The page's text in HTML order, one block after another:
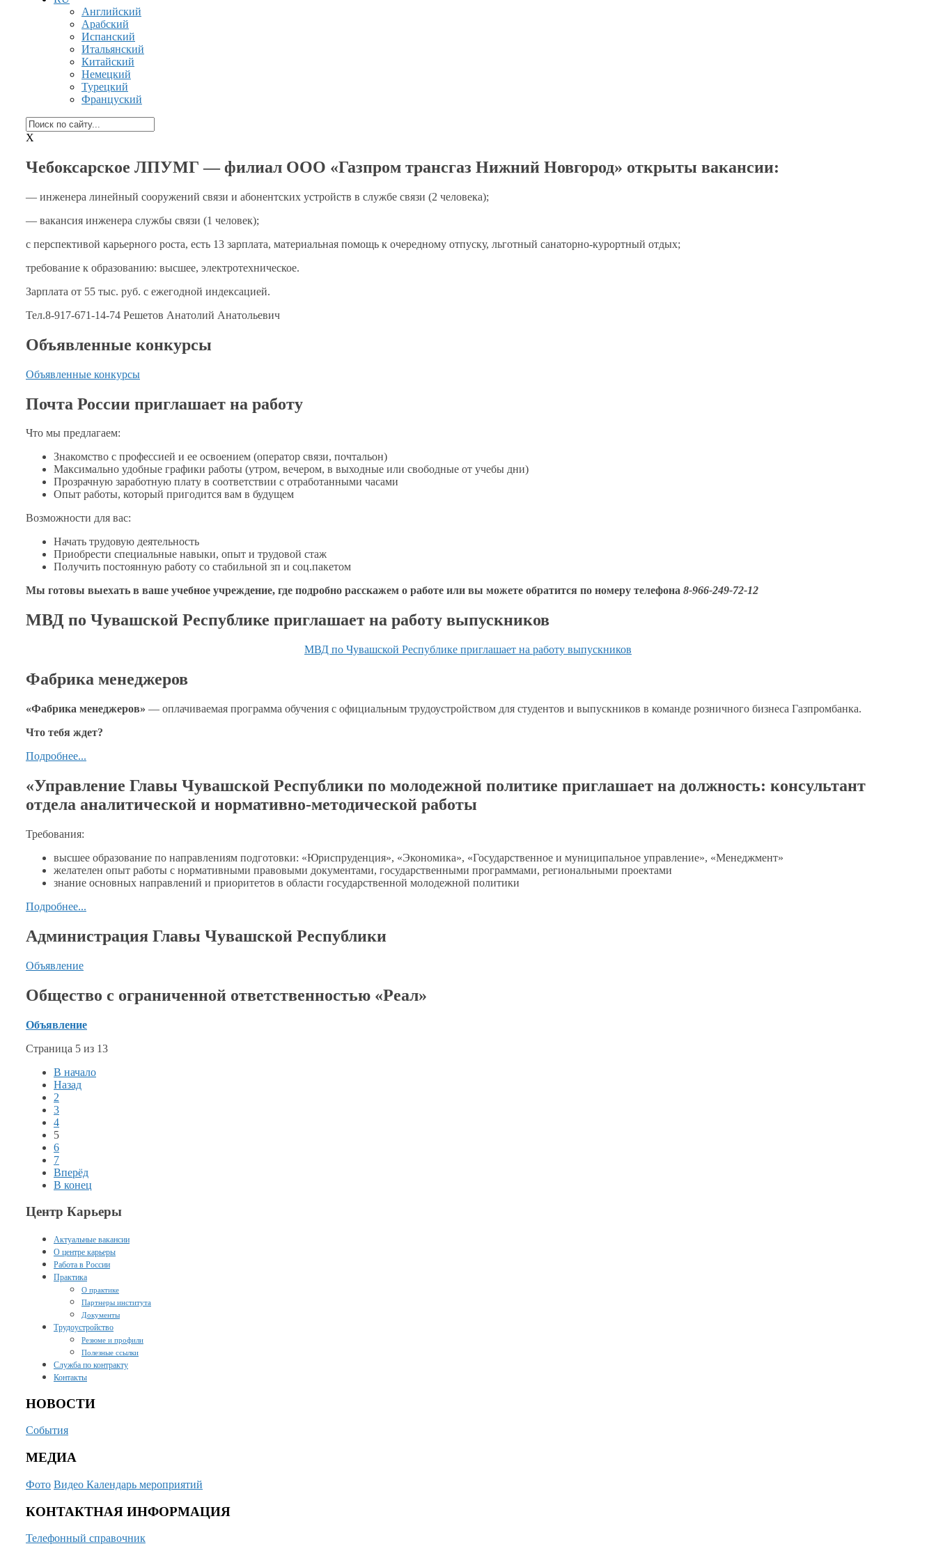
Английский
Арабский
Испанский
Итальянский
Китайский
Немецкий
Турецкий
Француский
X
Чебоксарское ЛПУМГ — филиал ООО «Газпром трансгаз Нижний Новгород» открыты вакансии:
— инженера линейный сооружений связи и абонентских устройств в службе связи (2 человека);
— вакансия инженера службы связи (1 человек);
с перспективой карьерного роста, есть 13 зарплата, материальная помощь к очередному отпуску, льготный санаторно-курортный отдых;
требование к образованию: высшее, электротехническое.
Зарплата от 55 тыс. руб. с ежегодной индексацией.
Тел.8-917-671-14-74 Решетов Анатолий Анатольевич
Объявленные конкурсы
Объявленные конкурсы
Почта России приглашает на работу
Что мы предлагаем:
Знакомство с профессией и ее освоением (оператор связи, почтальон)
Максимально удобные графики работы (утром, вечером, в выходные или свободные от учебы дни)
Прозрачную заработную плату в соответствии с отработанными часами
Опыт работы, который пригодится вам в будущем
Возможности для вас:
Начать трудовую деятельность
Приобрести специальные навыки, опыт и трудовой стаж
Получить постоянную работу со стабильной зп и соц.пакетом
Мы готовы выехать в ваше учебное учреждение, где подробно расскажем о работе или вы можете обратится по номеру телефона 8-966-249-72-12
МВД по Чувашской Республике приглашает на работу выпускников
МВД по Чувашской Республике приглашает на работу выпускников
Фабрика менеджеров
«Фабрика менеджеров» — оплачиваемая программа обучения с официальным трудоустройством для студентов и выпускников в команде розничного бизнеса Газпромбанка.
Что тебя ждет?
Подробнее...
«Управление Главы Чувашской Республики по молодежной политике приглашает на должность: консультант
отдела аналитической и нормативно-методической работы
Требования:
высшее образование по направлениям подготовки: «Юриспруденция», «Экономика», «Государственное и муниципальное управление», «Менеджмент»
желателен опыт работы с нормативными правовыми документами, государственными программами, региональными проектами
знание основных направлений и приоритетов в области государственной молодежной политики
Подробнее...
Администрация Главы Чувашской Республики
Объявление
Общество с ограниченной ответственностью «Реал»
Объявление
Страница 5 из 13
В начало
Назад
2
3
4
5
6
7
Вперёд
В конец
Центр Карьеры
Актуальные вакансии
О центре карьеры
Работа в России
Практика
О практике
Партнеры института
Документы
Трудоустройство
Резюме и профили
Полезные ссылки
Служба по контракту
Контакты
НОВОСТИ
События
МЕДИА
Фото Видео Календарь мероприятий
КОНТАКТНАЯ ИНФОРМАЦИЯ
Телефонный справочник